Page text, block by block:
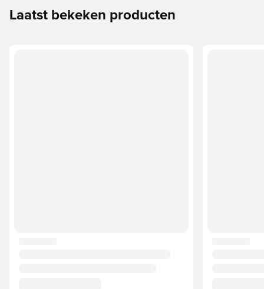
Laatst bekeken producten